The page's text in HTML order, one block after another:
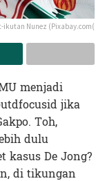
ikutan Nunez (Pixabay.com(
menjadi
jika
Toh,
dulu
kasus De Jong?
di tikungan